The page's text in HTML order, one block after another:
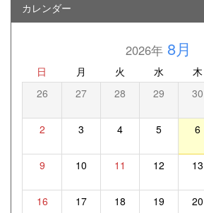
カレンダー
2026年8月
日 月 火 水 木
26 27 28 29 30
2 3 4 5 6
9 10 11 12 13
16 17 18 19 20